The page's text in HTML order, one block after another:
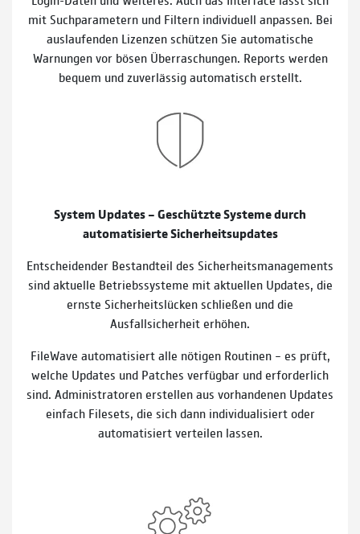
mit Suchparametern und Filtern individuell anpassen. Bei
auslaufenden Lizenzen schützen Sie automatische
Warnungen vor bösen Überraschungen. Reports werden
bequem und zuverlässig automatisch erstellt.
System Updates – Geschützte Systeme durch
automatisierte Sicherheitsupdates
Entscheidender Bestandteil des Sicherheitsmanagements
sind aktuelle Betriebssysteme mit aktuellen Updates, die
ernste Sicherheitslücken schließen und die
Ausfallsicherheit erhöhen.
FileWave automatisiert alle nötigen Routinen – es prüft,
welche Updates und Patches verfügbar und erforderlich
sind. Administratoren erstellen aus vorhandenen Updates
einfach Filesets, die sich dann individualisiert oder
automatisiert verteilen lassen.